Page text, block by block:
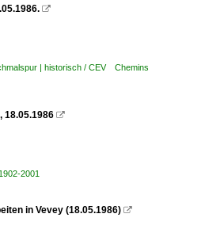

| historisch / CEV Chemins
18.05.1986 
2001
in Vevey (18.05.1986) 